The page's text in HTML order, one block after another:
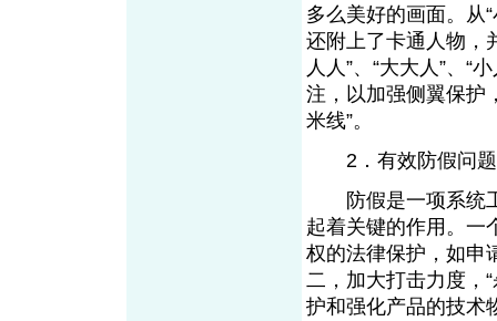
多么美好的画面。从
还附上了卡通人物，
人人”、“大大人”、“
注，以加强侧翼保护
米线”。
2．有效防假问题
防假是一项系统工
起着关键的作用。一
权的法律保护，如申
二，加大打击力度，
护和强化产品的技术